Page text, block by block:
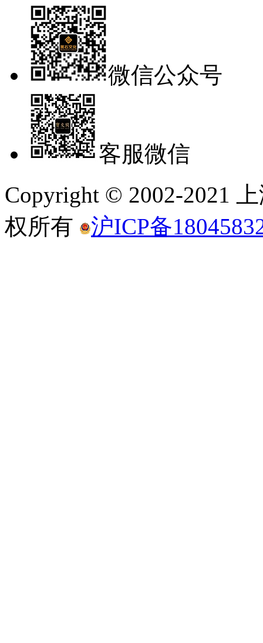
微信公众号
客服微信
Copyright © 2002-2021
权所有
沪ICP备